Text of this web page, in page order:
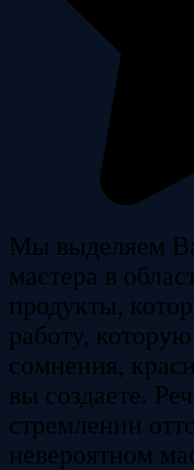
Мы выделяем
мастера в
продукты,
работу,
сомнения,
вы создаете.
стремлении
невероятном